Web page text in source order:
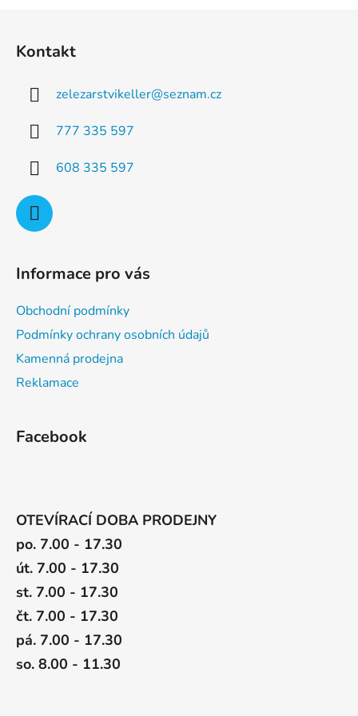
v
Kontakt
zelezarstvikeller@seznam.cz
777 335 597
608 335 597
Informace pro vás
Obchodní podmínky
Podmínky ochrany osobních údajů
Kamenná prodejna
Reklamace
Facebook
OTEVÍRACÍ DOBA PRODEJNY
po. 7.00 - 17.30
út. 7.00 - 17.30
st. 7.00 - 17.30
čt. 7.00 - 17.30
pá. 7.00 - 17.30
so. 8.00 - 11.30